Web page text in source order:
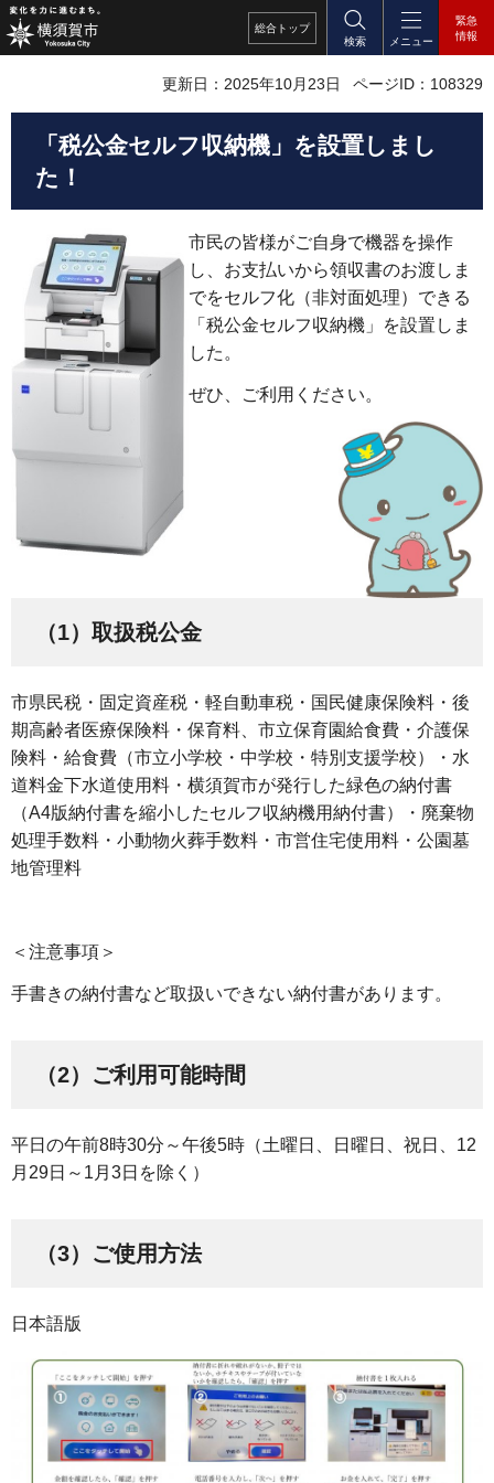
総合 トップ
検索
メニュー
緊急
情報
更新日：2025年10月23日 ページID：108329
「税公金セルフ収納機」を設置しまし
た！
市民の皆様がご自身で機器を操作
し、お支払いから領収書のお渡しま
でをセルフ化（非対面処理）できる
「税公金セルフ収納機」を設置しま
した。
ぜひ、ご利用ください。
（1）取扱税公金
市県民税・固定資産税・軽自動車税・国民健康保険料・後
期高齢者医療保険料・保育料、市立保育園給食費・介護保
険料・給食費（市立小学校・中学校・特別支援学校）・水
道料金下水道使用料・横須賀市が発行した緑色の納付書
（A4版納付書を縮小したセルフ収納機用納付書）・廃棄物
処理手数料・小動物火葬手数料・市営住宅使用料・公園墓
地管理料
＜注意事項＞
手書きの納付書など取扱いできない納付書があります。
（2）ご利用可能時間
平日の午前8時30分～午後5時（土曜日、日曜日、祝日、12
月29日～1月3日を除く）
（3）ご使用方法
日本語版